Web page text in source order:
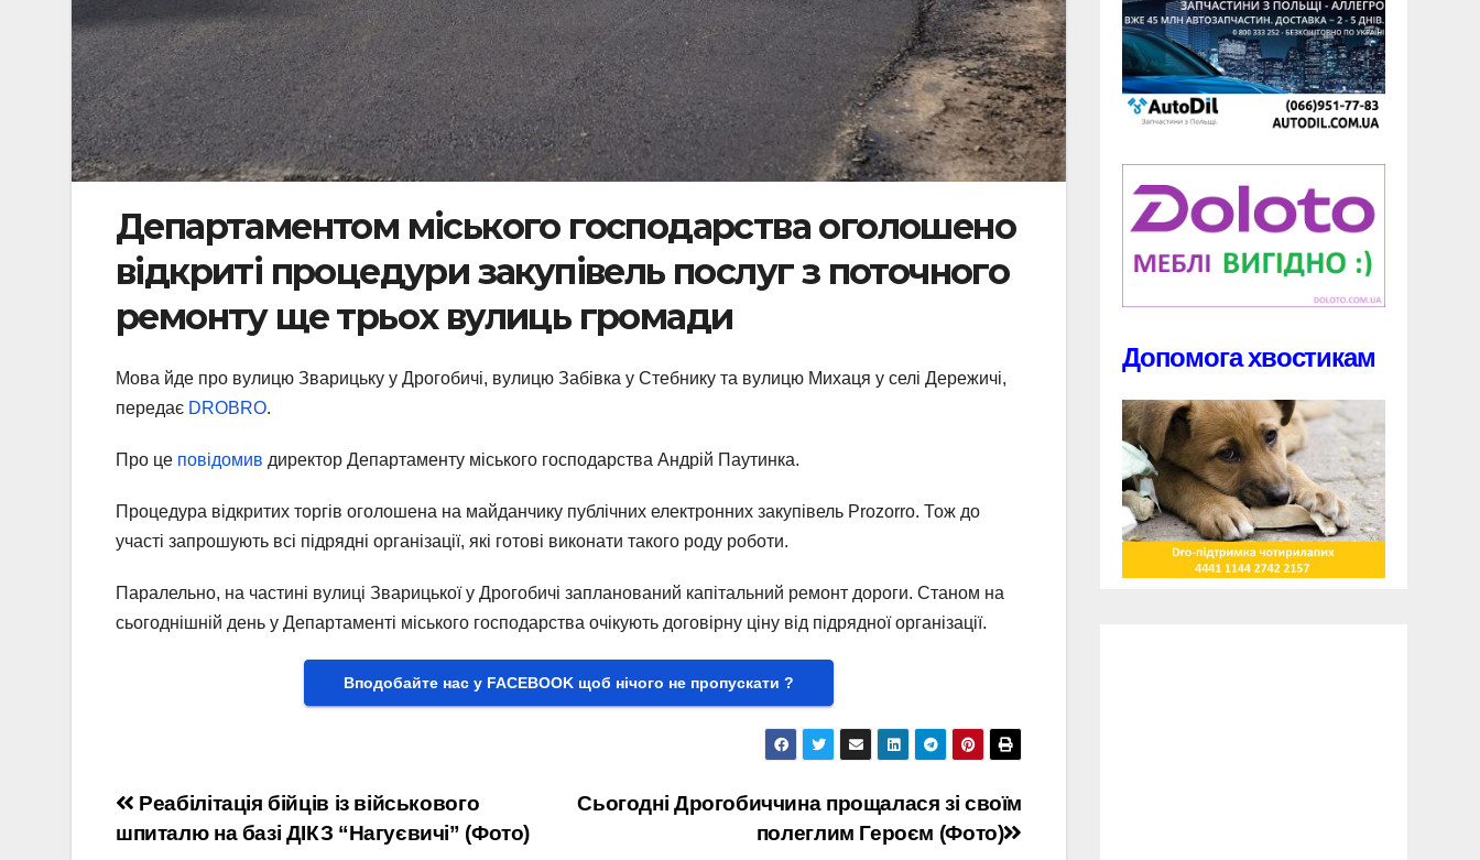
Департаментом міського господарства оголошено
відкриті процедури закупівель послуг з поточного
ремонту ще трьох вулиць громади
Мова йде про вулицю Зварицьку у Дрогобичі, вулицю Забівка у Стебнику та вулицю Михаця у селі Дережичі,
передає DROBRO.
Про це повідомив директор Департаменту міського господарства Андрій Паутинка.
Процедура відкритих торгів оголошена на майданчику публічних електронних закупівель Prozorro. Тож до
участі запрошують всі підрядні організації, які готові виконати такого роду роботи.
Паралельно, на частині вулиці Зварицької у Дрогобичі запланований капітальний ремонт дороги. Станом на
сьогоднішній день у Департаменті міського господарства очікують договірну ціну від підрядної організації.
Вподобайте нас у FACEBOOK щоб нічого не пропускати ?
Навігація
Сьогодні Дрогобиччина прощалася зі своїм
полеглим Героєм (Фото)
Реабілітація бійців із військового
шпиталю на базі ДІКЗ “Нагуєвичі” (Фото)
Допомога хвостикам